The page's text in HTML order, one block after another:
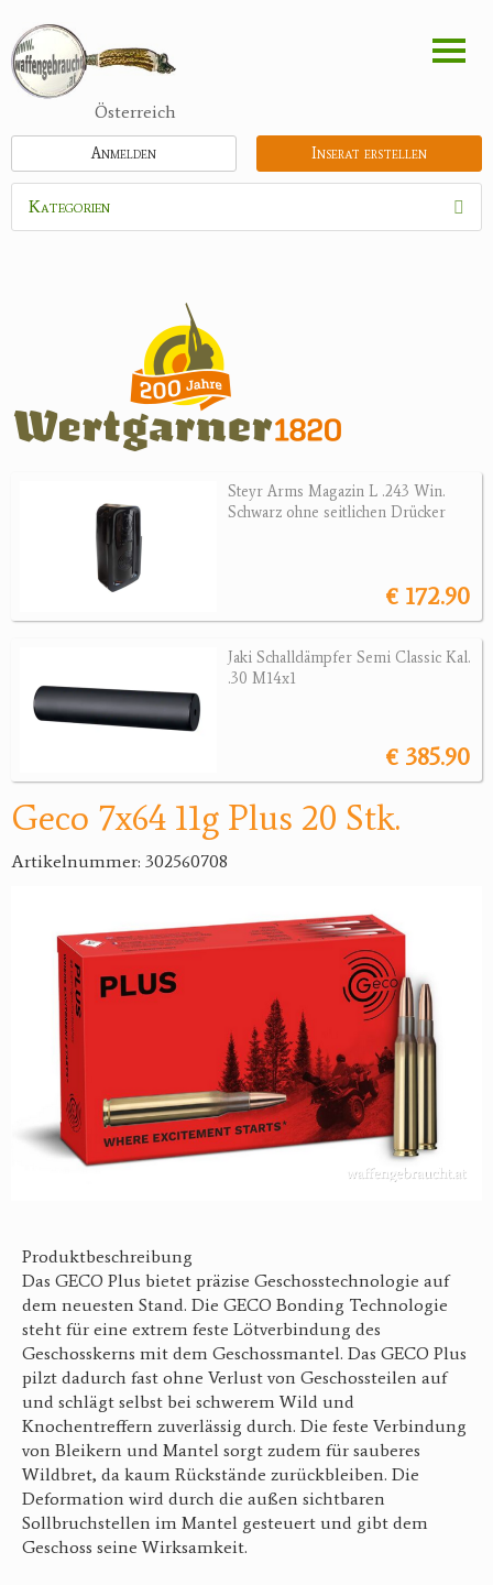
zum
Inhalt
Österreich
Inserat erstellen
Anmelden
Kategorien
Zubehör
Jagdreviere
Bücher, Videos
Reviereinrichtungen
Steyr Arms Magazin L .243 Win.
Schwarz ohne seitlichen Drücker
€ 172.90
Jaki Schalldämpfer Semi Classic Kal.
.30 M14x1
€ 385.90
Geco 7x64 11g Plus 20 Stk.
Artikelnummer: 302560708
Produktbeschreibung
Das GECO Plus bietet präzise Geschosstechnologie auf
dem neuesten Stand. Die GECO Bonding Technologie
steht für eine extrem feste Lötverbindung des
Geschosskerns mit dem Geschossmantel. Das GECO Plus
pilzt dadurch fast ohne Verlust von Geschossteilen auf
und schlägt selbst bei schwerem Wild und
Knochentreffern zuverlässig durch. Die feste Verbindung
von Bleikern und Mantel sorgt zudem für sauberes
Wildbret, da kaum Rückstände zurückbleiben. Die
Deformation wird durch die außen sichtbaren
Sollbruchstellen im Mantel gesteuert und gibt dem
Geschoss seine Wirksamkeit.